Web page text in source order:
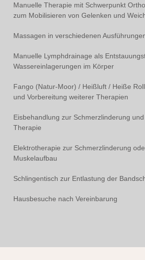
Manuelle Therapie mit Schwerpunkt
zum Mobilisieren von Gelenken und
Massagen in verschiedenen
Manuelle Lymphdrainage als
Wassereinlagerungen im Körper
Fango (Natur-Moor) / Heißluft / Heiße
und Vorbereitung weiterer Therapien
Eisbehandlung zur Schmerzlinderung
Therapie
Elektrotherapie zur Schmerzlinderung
Muskelaufbau
Schlingentisch zur Entlastung der
Hausbesuche nach Vereinbarung